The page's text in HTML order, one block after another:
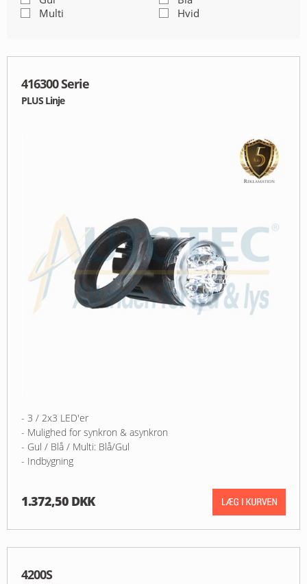
MIN PROFIL
Multi
Hvid
416300 Serie
PLUS Linje
- 3 / 2x3 LED'er
- Mulighed for synkron & asynkron
- Gul / Blå / Multi: Blå/Gul
- Indbygning
1.372,50 DKK
4200S